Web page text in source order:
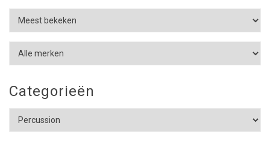
Categorieën